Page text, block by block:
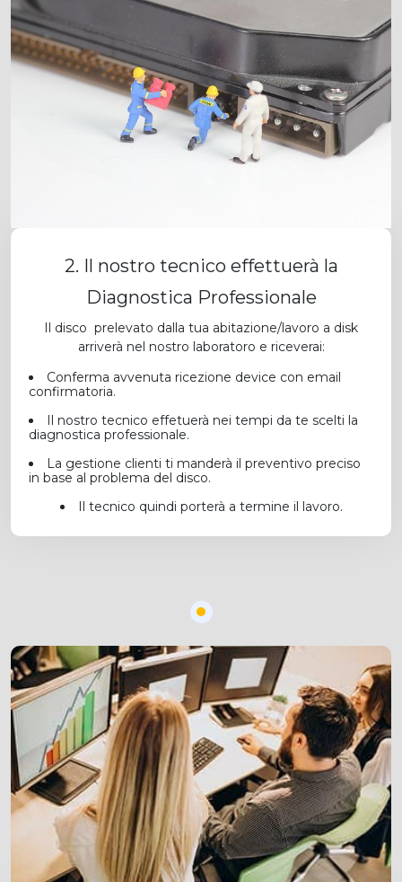
2. Il nostro tecnico effettuerà la
Diagnostica Professionale
Il disco prelevato dalla tua abitazione/lavoro a disk
arriverà nel nostro laboratoro e riceverai:
Conferma avvenuta ricezione device con email
confirmatoria.
Il nostro tecnico effetuerà nei tempi da te scelti la
diagnostica professionale.
La gestione clienti ti manderà il preventivo preciso
in base al problema del disco.
Il tecnico quindi porterà a termine il lavoro.